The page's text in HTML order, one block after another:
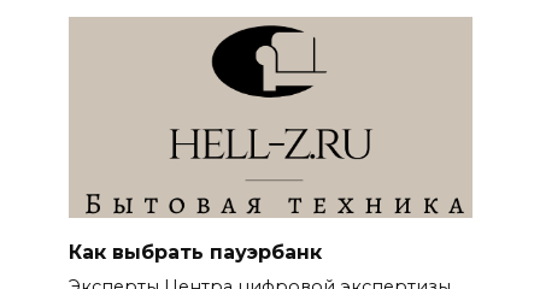
Как выбрать пауэрбанк